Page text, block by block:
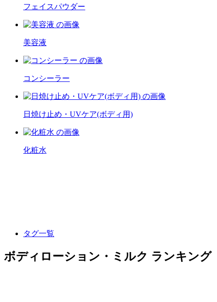
フェイスパウダー
美容液
コンシーラー
日焼け止め・UVケア(ボディ用)
化粧水
タグ一覧
ボディローション・ミルク ランキング